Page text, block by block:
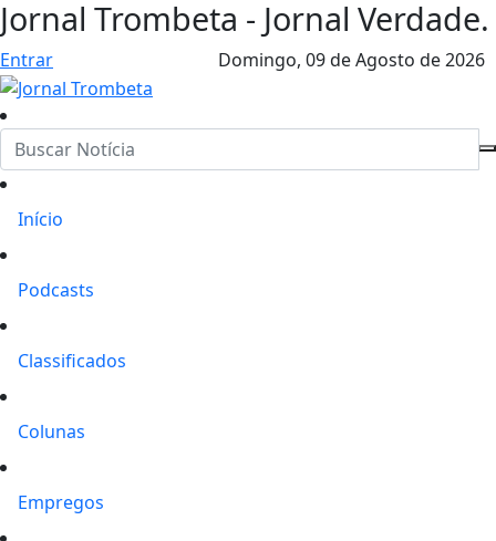
Jornal Trombeta - Jornal Verdade.
Entrar Domingo, 09 de Agosto de 2026
Início
Podcasts
Classificados
Colunas
Empregos